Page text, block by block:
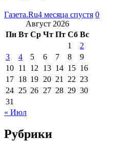
Газета.Ru4 месяца спустя 0
Август 2026
Пн Вт Ср Чт Пт Сб Вс
1
2
3
4 5 6 7 8
9
10 11 12 13 14 15 16
17 18 19 20 21 22 23
24 25 26 27 28 29 30
31
« Июл
Рубрики